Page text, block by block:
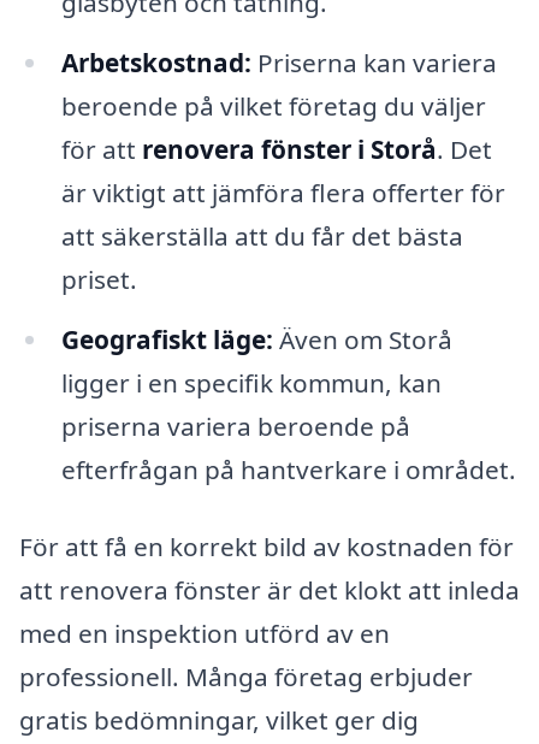
Arbetskostnad: Priserna kan variera
beroende på vilket företag du väljer
för att renovera fönster i Storå. Det
är viktigt att jämföra flera offerter för
att säkerställa att du får det bästa
priset.
Geografiskt läge: Även om Storå
ligger i en specifik kommun, kan
priserna variera beroende på
efterfrågan på hantverkare i området.
För att få en korrekt bild av kostnaden för
att renovera fönster är det klokt att inleda
med en inspektion utförd av en
professionell. Många företag erbjuder
gratis bedömningar, vilket ger dig